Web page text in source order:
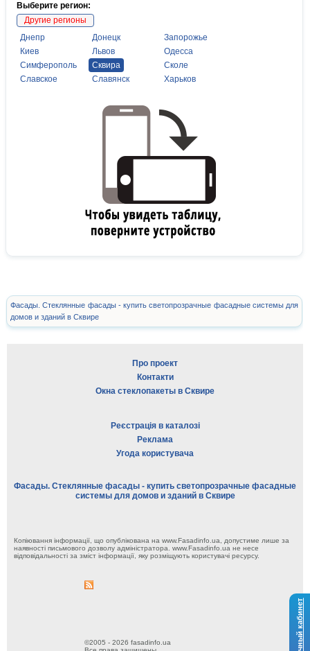
Личный кабинет
Выберите регион:
Другие регионы
Днепр
Донецк
Запорожье
Киев
Львов
Одесса
Симферополь
Сквира
Сколе
Славское
Славянск Харьков
Фасады. Стеклянные фасады - купить светопрозрачные фасадные системы для
домов и зданий в Сквире
Про проект
Контакти
Окна стеклопакеты в Сквире
Реєстрація в каталозі
Реклама
Угода користувача
Фасады. Стеклянные фасады - купить светопрозрачные фасадные
системы для домов и зданий в Сквире
Копіювання інформації, що опублікована на www.Fasadinfo.ua, допустиме лише за
наявності письмового дозволу адміністратора. www.Fasadinfo.ua не несе
відповідальності за зміст інформації, яку розміщують користувачі ресурсу.
©2005 - 2026 fasadinfo.ua